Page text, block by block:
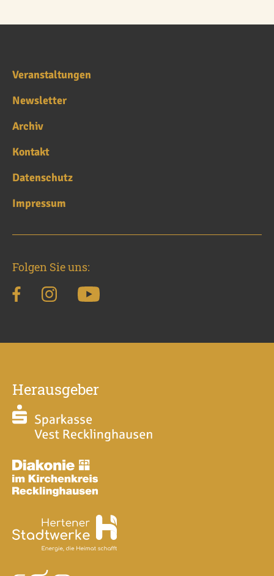
Veranstaltungen
Newsletter
Archiv
Kontakt
Datenschutz
Impressum
Folgen Sie uns:
Herausgeber